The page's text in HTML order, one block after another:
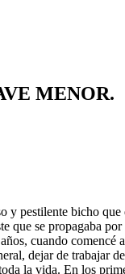
MENOR.
y pestilente bicho
que se propagaba
cuando comencé
dejar de trabajar
la vida. En los